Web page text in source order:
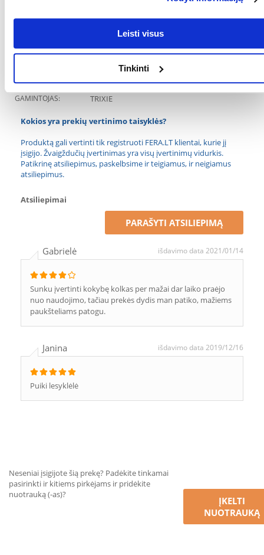
Leisti visus
Tinkinti
Plastikinis
Parametrai
GAMINTOJAS: TRIXIE
Kokios yra prekių vertinimo taisyklės?
Produktą gali vertinti tik registruoti FERA.LT klientai, kurie jį
įsigijo. Žvaigždučių įvertinimas yra visų įvertinimų vidurkis.
Patikrinę atsiliepimus, paskelbsime ir teigiamus, ir neigiamus
atsiliepimus.
Atsiliepimai
PARAŠYTI ATSILIEPIMĄ
Gabrielė išdavimo data 2021/01/14
Sunku įvertinti kokybę kolkas per mažai dar laiko praėjo
nuo naudojimo, tačiau prekės dydis man patiko, mažiems
paukšteliams patogu.
Janina išdavimo data 2019/12/16
Puiki lesyklėlė
Neseniai įsigijote šią prekę? Padėkite tinkamai
pasirinkti ir kitiems pirkėjams ir pridėkite
nuotrauką (-as)?
ĮKELTI
NUOTRAUKĄ